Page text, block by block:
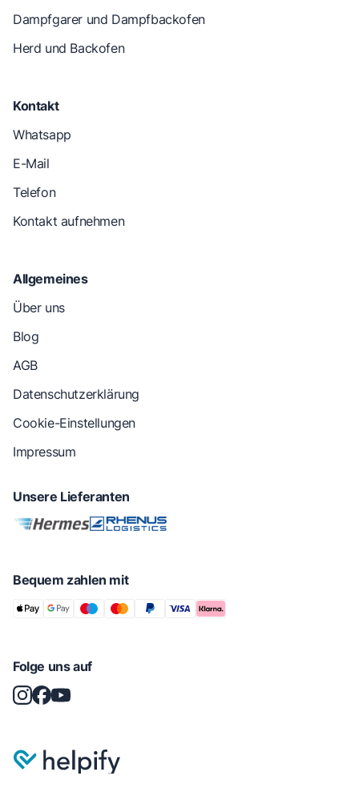
Dampfgarer und Dampfbackofen
Herd und Backofen
Kontakt
Whatsapp
E-Mail
Telefon
Kontakt aufnehmen
Allgemeines
Über uns
Blog
AGB
Datenschutzerklärung
Cookie-Einstellungen
Impressum
Unsere Lieferanten
Bequem zahlen mit
Folge uns auf